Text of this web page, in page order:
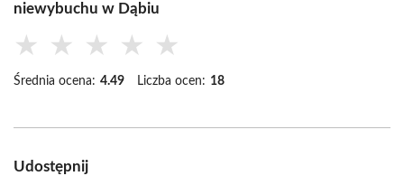
niewybuchu w Dąbiu
★ ★ ★ ★ ★
Średnia ocena: 4.49 Liczba ocen: 18
Udostępnij